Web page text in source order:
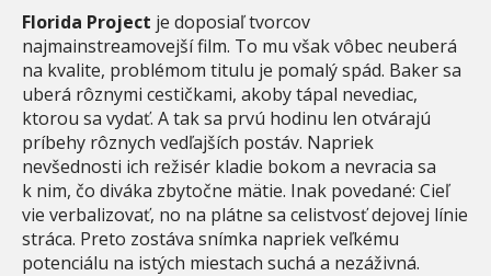
Florida Project je doposiaľ tvorcov
najmainstreamovejší film. To mu však vôbec neuberá
na kvalite, problémom titulu je pomalý spád. Baker sa
uberá rôznymi cestičkami, akoby tápal nevediac,
ktorou sa vydať. A tak sa prvú hodinu len otvárajú
príbehy rôznych vedľajších postáv. Napriek
nevšednosti ich režisér kladie bokom a nevracia sa
k nim, čo diváka zbytočne mätie. Inak povedané: Cieľ
vie verbalizovať, no na plátne sa celistvosť dejovej línie
stráca. Preto zostáva snímka napriek veľkému
potenciálu na istých miestach suchá a nezáživná.